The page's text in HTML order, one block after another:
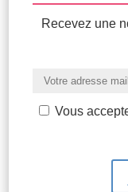
Recevez une
Vous